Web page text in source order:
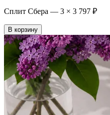
Сплит Сбера — 3 × 3 797 ₽
В корзину